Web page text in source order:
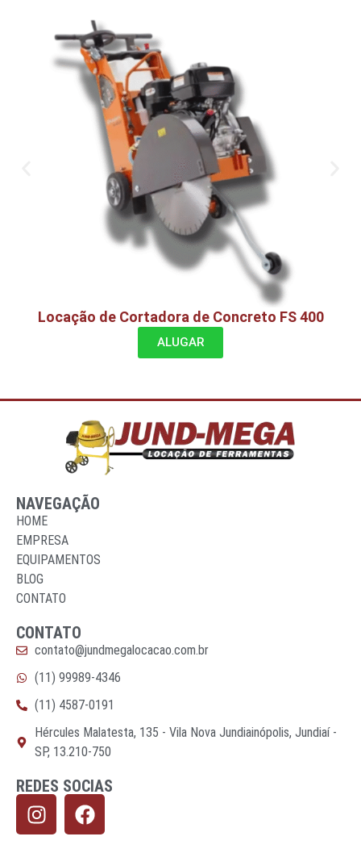
Locação de Cortadora de Concreto FS 400
ALUGAR
NAVEGAÇÃO
HOME
EMPRESA
EQUIPAMENTOS
BLOG
CONTATO
CONTATO
contato@jundmegalocacao.com.br
(11) 99989-4346
(11) 4587-0191
Hércules Malatesta, 135 - Vila Nova Jundiainópolis, Jundiaí -
SP, 13.210-750
REDES SOCIAS